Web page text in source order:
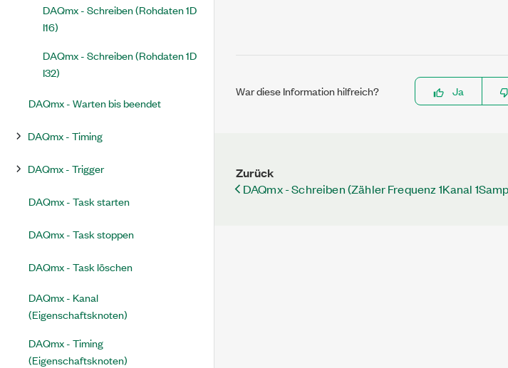
DAQmx - Schreiben (Rohdaten 1D
I16)
DAQmx - Schreiben (Rohdaten 1D
I32)
DAQmx - Warten bis beendet
DAQmx - Timing
DAQmx - Trigger
DAQmx - Task starten
DAQmx - Task stoppen
DAQmx - Task löschen
DAQmx - Kanal
(Eigenschaftsknoten)
DAQmx - Timing
(Eigenschaftsknoten)
War diese Information hilfreich? Ja
Zurück
DAQmx - Schreiben (Zähler Frequenz 1Kanal